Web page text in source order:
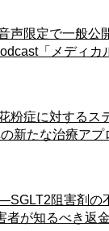
限定で一般公
「メディ
症に対するス
新たな治療アプ
阻害剤の
者が知るべき返